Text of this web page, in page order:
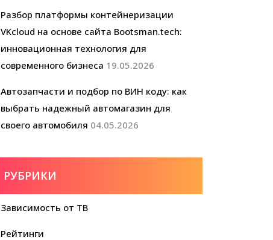
Разбор платформы контейнеризации
VKcloud на основе сайта Bootsman.tech:
инновационная технология для
современного бизнеса 19.05.2026
Автозапчасти и подбор по ВИН коду: как
выбрать надежный автомагазин для
своего автомобиля 04.05.2026
РУБРИКИ
Зависимость от ТВ
Рейтинги